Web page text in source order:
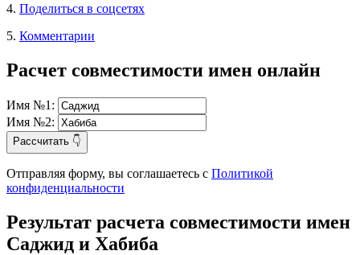
4. Поделиться в соцсетях
5. Комментарии
Расчет совместимости имен онлайн
Имя №1:
Имя №2:
Рассчитать 👇
Отправляя форму, вы соглашаетесь с Политикой
конфиденциальности
Результат расчета совместимости имен
Саджид и Хабиба